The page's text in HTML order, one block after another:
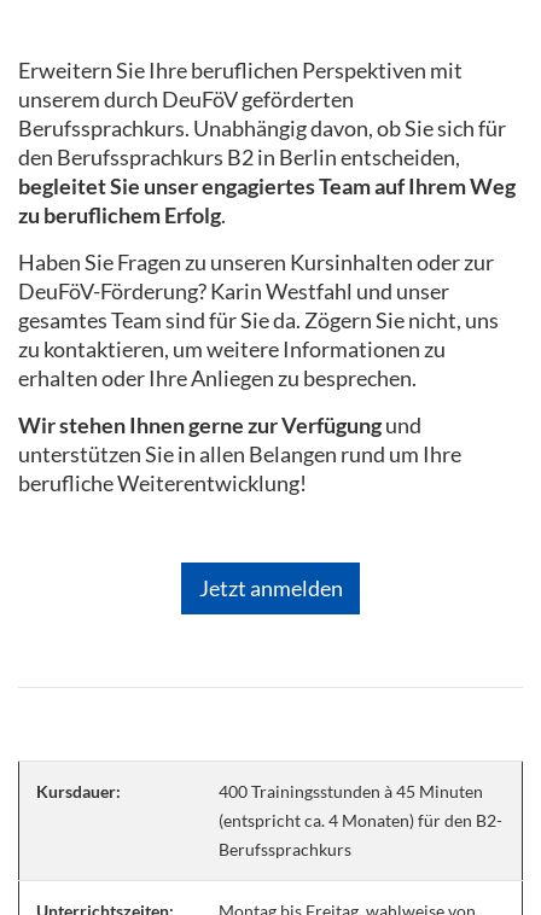
Erweitern Sie Ihre beruflichen Perspektiven mit
unserem durch DeuFöV geförderten
Berufssprachkurs. Unabhängig davon, ob Sie sich für
den Berufssprachkurs B2 in Berlin entscheiden,
begleitet Sie unser engagiertes Team auf Ihrem Weg
zu beruflichem Erfolg.
Haben Sie Fragen zu unseren Kursinhalten oder zur
DeuFöV-Förderung? Karin Westfahl und unser
gesamtes Team sind für Sie da. Zögern Sie nicht, uns
zu kontaktieren, um weitere Informationen zu
erhalten oder Ihre Anliegen zu besprechen.
Wir stehen Ihnen gerne zur Verfügungund
unterstützen Sie in allen Belangen rund um Ihre
berufliche Weiterentwicklung!
Jetzt anmelden
Kursdauer:
400 Trainingsstunden à 45 Minuten
(entspricht ca. 4 Monaten) für den B2-
Berufssprachkurs
Unterrichtszeiten:
Montag bis Freitag, wahlweise von